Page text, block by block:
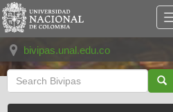
Skip
navigation
bivipas.unal.edu.co